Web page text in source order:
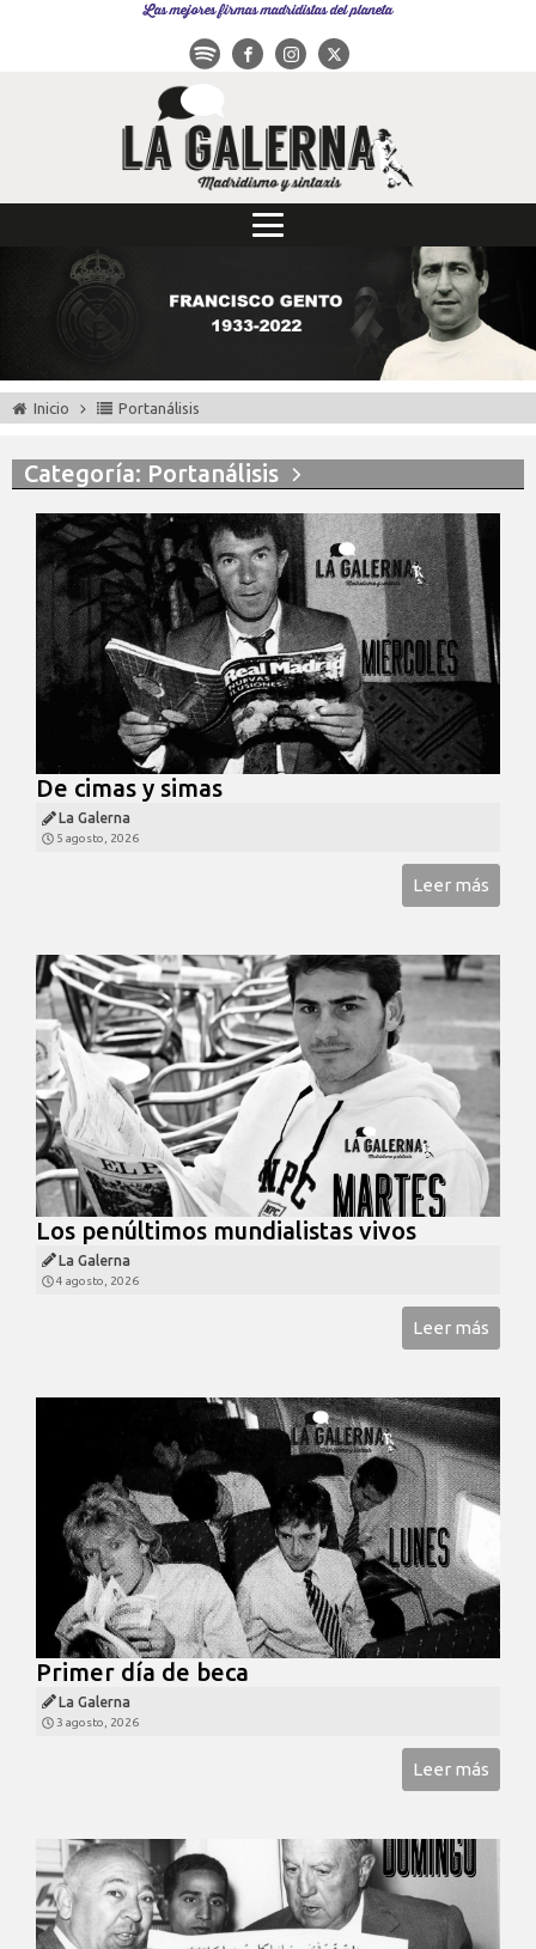
Las mejores firmas madridistas del planeta
Inicio Portanálisis
Categoría: Portanálisis
De cimas y simas
La Galerna
5 agosto, 2026
Leer más
Los penúltimos mundialistas vivos
La Galerna
4 agosto, 2026
Leer más
Primer día de beca
La Galerna
3 agosto, 2026
Leer más